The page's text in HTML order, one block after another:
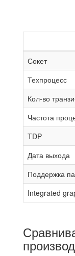
Сокет
Техпроцесс
Кол-во
Частота
TDP
Дата выхода
Поддержка
Integrated